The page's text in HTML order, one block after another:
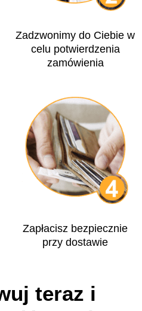
Zadzwonimy do Ciebie w
celu potwierdzenia
zamówienia
Zapłacisz bezpiecznie
przy dostawie
teraz i